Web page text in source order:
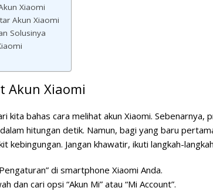
Xiaomi
Akun Xiaomi
Solusinya
Akun Xiaomi
kita bahas cara melihat akun Xiaomi. Sebenarnya,
hitungan detik. Namun, bagi yang baru
kebingungan. Jangan khawatir, ikuti langkah-
di smartphone Xiaomi Anda.
dan cari opsi “Akun Mi” atau “Mi Account”.